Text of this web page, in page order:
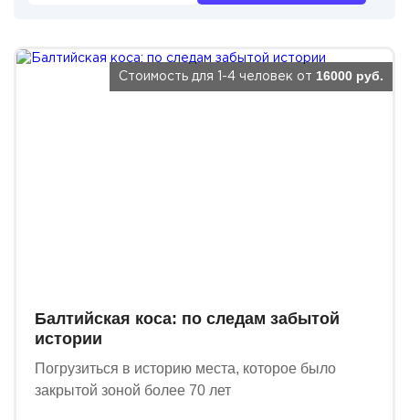
Балтийская коса: по следам забытой
истории
Погрузиться в историю места, которое было
закрытой зоной более 70 лет
Стоимость для 1-4 человек от 16000 руб.